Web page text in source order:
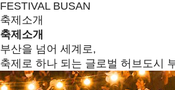
FESTIVAL BUSAN
축제소개
축제소개
부산을 넘어 세계로,
축제로 하나 되는 글로벌 허브도시